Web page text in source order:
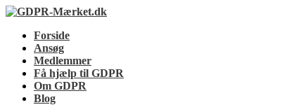
GDPR-Mærket.dk
Vis dine kunder at du støtter GDPR-Mærket
Forside
Ansøg
Medlemmer
Få hjælp til GDPR
Om GDPR
Blog